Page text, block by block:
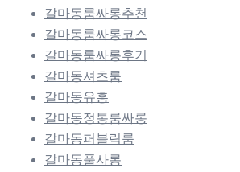
갈마동룸싸롱추천
갈마동룸싸롱코스
갈마동룸싸롱후기
갈마동셔츠룸
갈마동유흥
갈마동정통룸싸롱
갈마동퍼블릭룸
갈마동풀사롱